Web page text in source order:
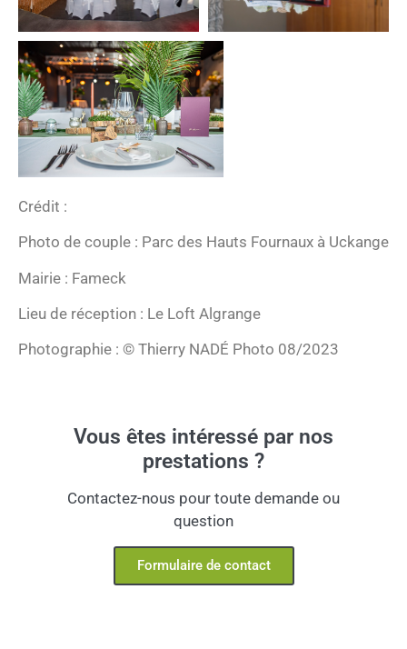
Crédit :
Photo de couple : Parc des Hauts Fournaux à Uckange
Mairie : Fameck
Lieu de réception : Le Loft Algrange
Photographie : © Thierry NADÉ Photo 08/2023
Vous êtes intéressé par nos
prestations ?
Contactez-nous pour toute demande ou
question
Formulaire de contact